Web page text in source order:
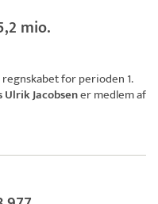
mio.
for perioden 1.
Ulrik Jacobsener medlem af